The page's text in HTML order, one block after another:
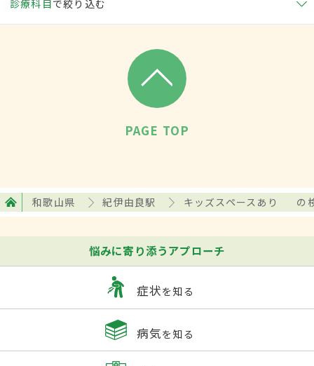
診療科目で絞り込む
PAGE TOP
和歌山県 紀伊由良駅 キッズスペースあり の
悩みに寄り添うアプローチ
症状を知る
病気を知る